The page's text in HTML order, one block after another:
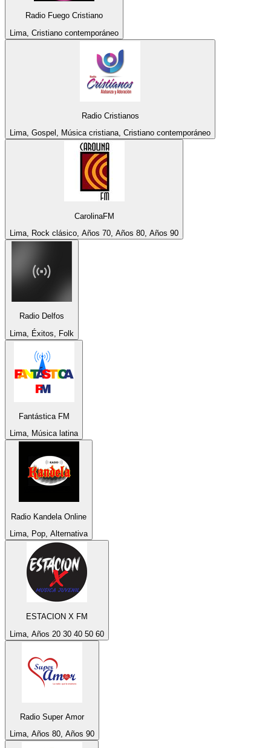
Radio Fuego Cristiano
Lima, Cristiano contemporáneo
Radio Cristianos
Lima, Gospel, Música cristiana, Cristiano contemporáneo
CarolinaFM
Lima, Rock clásico, Años 70, Años 80, Años 90
Radio Delfos
Lima, Éxitos, Folk
Fantástica FM
Lima, Música latina
Radio Kandela Online
Lima, Pop, Alternativa
ESTACION X FM
Lima, Años 20 30 40 50 60
Radio Super Amor
Lima, Años 80, Años 90